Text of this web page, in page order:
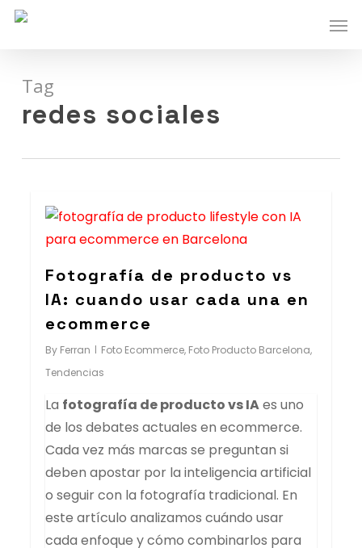
Skip
content
Tag
redes sociales
Fotografía de producto vs
IA: cuando usar cada una en
ecommerce
By Ferran Foto Ecommerce, Foto Producto Barcelona,
Tendencias
La fotografía de producto vs IAes uno
de los debates actuales en ecommerce.
Cada vez más marcas se preguntan si
deben apostar por la inteligencia artificial
o seguir con la fotografía tradicional. En
este artículo analizamos cuándo usar
cada enfoque y cómo combinarlos para
0